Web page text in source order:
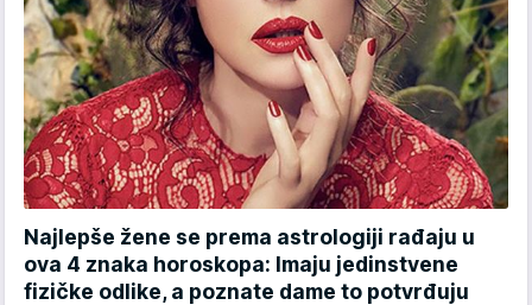
Najlepše žene se prema astrologiji rađaju u
ova 4 znaka horoskopa: Imaju jedinstvene
fizičke odlike, a poznate dame to potvrđuju